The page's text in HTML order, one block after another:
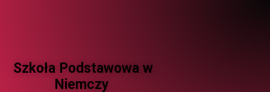
Szkoła Podstawowa w
Niemczy ​